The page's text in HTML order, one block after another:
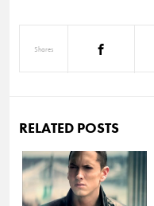
Shares
RELATED POSTS